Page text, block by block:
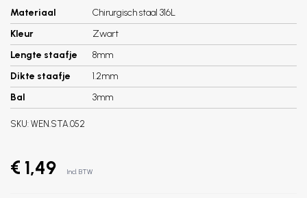
Materiaal
Chirurgisch staal 316L
Kleur
Zwart
Lengte staafje
8mm
Dikte staafje
1.2mm
Bal
3mm
SKU: WEN.STA.052
€ 1,49 Incl. BTW